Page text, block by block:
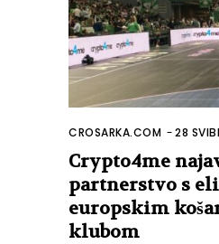
CROSARKA.COM -28
Crypto4me
partnerstvo s
europskim
klubom